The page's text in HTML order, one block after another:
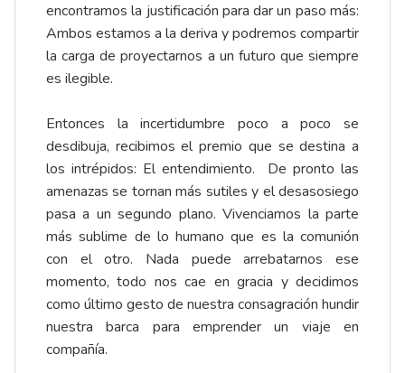
encontramos la justificación para dar un paso más:
Ambos estamos a la deriva y podremos compartir
la carga de proyectarnos a un futuro que siempre
es ilegible.
Entonces la incertidumbre poco a poco se
desdibuja, recibimos el premio que se destina a
los intrépidos: El entendimiento. De pronto las
amenazas se tornan más sutiles y el desasosiego
pasa a un segundo plano. Vivenciamos la parte
más sublime de lo humano que es la comunión
con el otro. Nada puede arrebatarnos ese
momento, todo nos cae en gracia y decidimos
como último gesto de nuestra consagración hundir
nuestra barca para emprender un viaje en
compañía.